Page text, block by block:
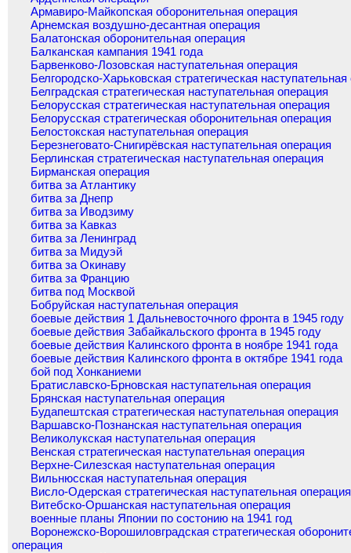
Армавиро-Майкопская оборонительная операция
Арнемская воздушно-десантная операция
Балатонская оборонительная операция
Балканская кампания 1941 года
Барвенково-Лозовская наступательная операция
Белгородско-Харьковская стратегическая
Белградская стратегическая наступательная операция
Белорусская стратегическая наступательная операция
Белорусская стратегическая оборонительная операция
Белостокская наступательная операция
Березнеговато-Снигирёвская наступательная операция
Берлинская стратегическая наступательная операция
Бирманская операция
битва за Атлантику
битва за Днепр
битва за Иводзиму
битва за Кавказ
битва за Ленинград
битва за Мидуэй
битва за Окинаву
битва за Францию
битва под Москвой
Бобруйская наступательная операция
боевые действия 1 Дальневосточного фронта в 1945 году
боевые действия Забайкальского фронта в 1945 году
боевые действия Калинского фронта в ноябре 1941 года
боевые действия Калинского фронта в октябре 1941 года
бой под Хонканиеми
Братиславско-Брновская наступательная операция
Брянская наступательная операция
Будапештская стратегическая наступательная операция
Варшавско-Познанская наступательная операция
Великолукская наступательная операция
Венская стратегическая наступательная операция
Верхне-Силезская наступательная операция
Вильнюсская наступательная операция
Висло-Одерская стратегическая наступательная операция
Витебско-Оршанская наступательная операция
военные планы Японии по состонию на 1941 год
Воронежско-Ворошиловградская стратегическая
операция